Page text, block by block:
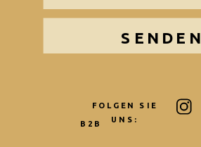
SENDEN
FOLGEN SIE
UNS:
B2B